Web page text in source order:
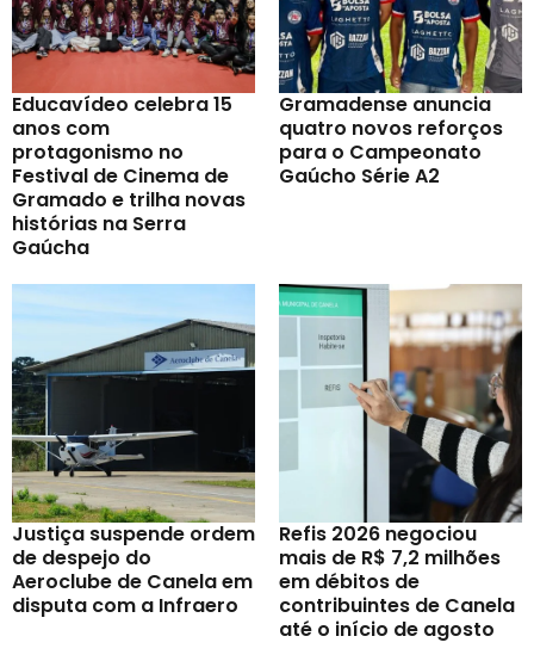
Educavídeo celebra 15
anos com
protagonismo no
Festival de Cinema de
Gramado e trilha novas
histórias na Serra
Gaúcha
Gramadense anuncia
quatro novos reforços
para o Campeonato
Gaúcho Série A2
Justiça suspende ordem
de despejo do
Aeroclube de Canela em
disputa com a Infraero
Refis 2026 negociou
mais de R$ 7,2 milhões
em débitos de
contribuintes de Canela
até o início de agosto